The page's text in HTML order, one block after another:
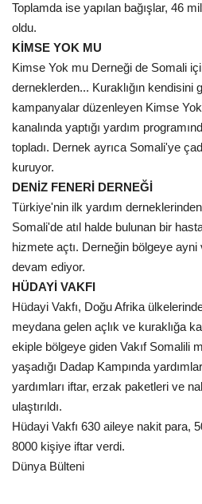
Toplamda ise yapılan bağışlar, 46
oldu.
KİMSE YOK MU
Kimse Yok mu Derneği de Somali
derneklerden... Kuraklığın kendisini
kampanyalar düzenleyen Kimse
kanalında yaptığı yardım
topladı. Dernek ayrıca Somali'ye
kuruyor.
DENİZ FENERİ DERNEĞİ
Türkiye'nin ilk yardım
Somali'de atıl halde bulunan bir
hizmete açtı. Derneğin bölgeye ayni
devam ediyor.
HÜDAYİ VAKFI
Hüdayi Vakfı, Doğu Afrika
meydana gelen açlık ve kuraklığa
ekiple bölgeye giden Vakıf Somalili
yaşadığı Dadap Kampında
yardımları iftar, erzak paketleri ve
ulaştırıldı.
Hüdayi Vakfı 630 aileye nakit para,
8000 kişiye iftar verdi.
Dünya Bülteni